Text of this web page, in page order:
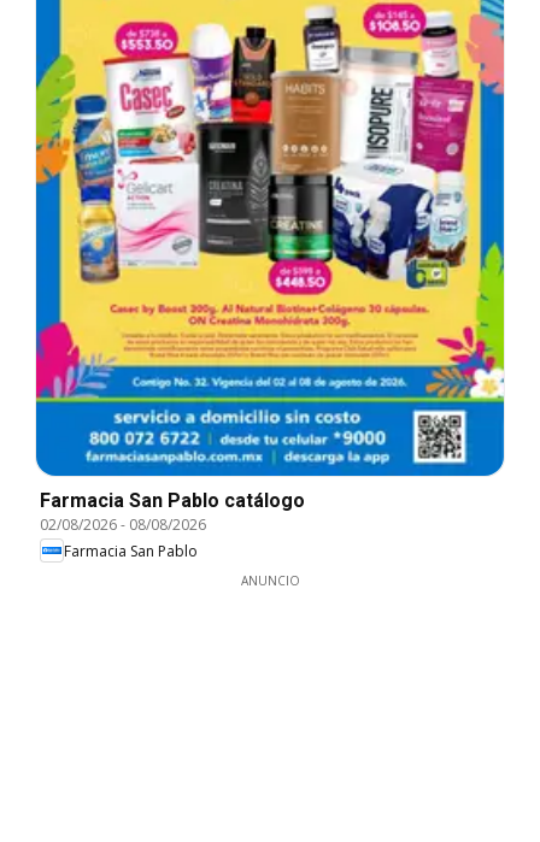
Farmacia San Pablo catálogo
02/08/2026- 08/08/2026
Farmacia San Pablo
ANUNCIO